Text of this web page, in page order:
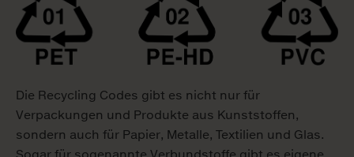
Die Recycling Codes gibt es nicht nur für
Verpackungen und Produkte aus Kunststoffen,
sondern auch für Papier, Metalle, Textilien und Glas.